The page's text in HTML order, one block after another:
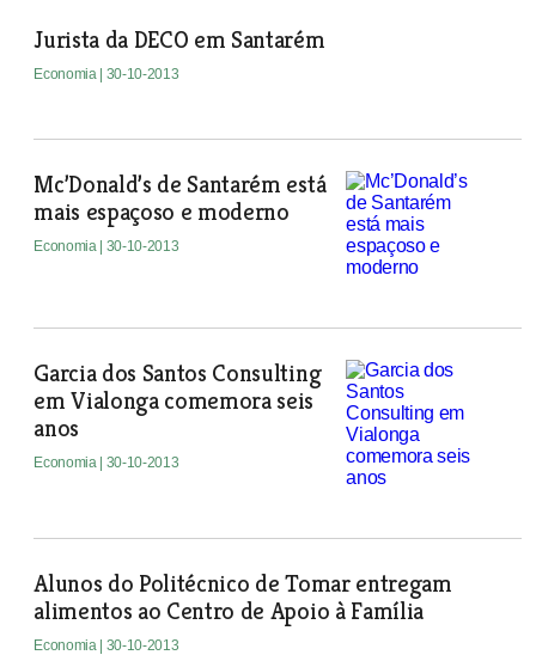
Jurista da DECO em Santarém
Economia | 30-10-2013
Mc’Donald’s de Santarém está
mais espaçoso e moderno
Economia | 30-10-2013
Garcia dos Santos Consulting
em Vialonga comemora seis
anos
Economia | 30-10-2013
Alunos do Politécnico de Tomar entregam
alimentos ao Centro de Apoio à Família
Economia | 30-10-2013